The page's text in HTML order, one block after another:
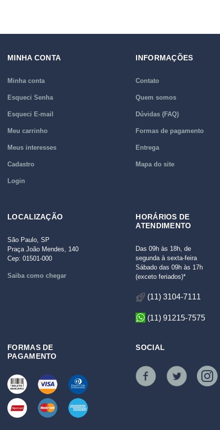
MINHA CONTA
Minha conta
Esqueci Senha
Esqueci E-mail
Meu carrinho
Meus interesses
Cadastro
Login
INFORMAÇÕES
Contato
Quem somos
Dúvidas (FAQ)
Formas de pagamento
Entrega
Mapa do site
LOCALIZAÇÃO
São Paulo, SP
Praça João Mendes, 140
Cep: 01501-000
Saiba como chegar
HORÁRIOS DE
ATENDIMENTO
Das 09h às 18h, de
segunda à sexta-feira
Sábado das 09h às 17h
(exceto feriados)*
(11) 3104-7111
(11) 91215-7575
FORMAS DE
PAGAMENTO
SOCIAL